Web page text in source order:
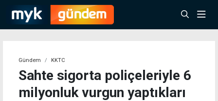
Gündem KKTC
Sahte sigorta poliçeleriyle 6
milyonluk vurgun yaptıkları